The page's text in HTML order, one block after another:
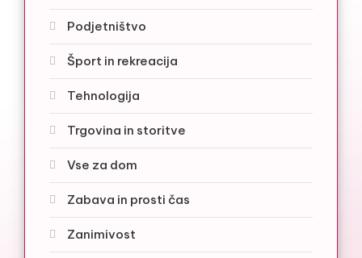
Podjetništvo
Šport in rekreacija
Tehnologija
Trgovina in storitve
Vse za dom
Zabava in prosti čas
Zanimivost